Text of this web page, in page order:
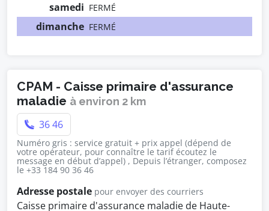
samedi FERMÉ
dimanche FERMÉ
CPAM - Caisse primaire d'assurance
maladie à environ 2 km
36 46
Numéro gris : service gratuit + prix appel (dépend de
votre opérateur, pour connaître le tarif écoutez le
message en début d’appel) , Depuis l’étranger, composez
le +33 184 90 36 46
Adresse postale pour envoyer des courriers
Caisse primaire d'assurance maladie de Haute-